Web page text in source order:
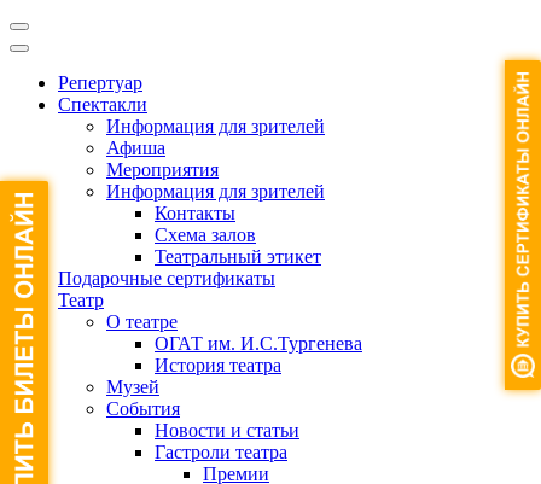
Репертуар
Спектакли
Информация для зрителей
Афиша
Мероприятия
Информация для зрителей
Контакты
Схема залов
Театральный этикет
Подарочные сертификаты
Театр
О театре
ОГАТ им. И.С.Тургенева
История театра
Музей
События
Новости и статьи
Гастроли театра
Премии